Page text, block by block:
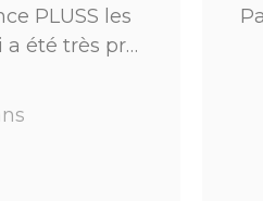
PLUSS les
a été très pro
à
en moins de
ou par